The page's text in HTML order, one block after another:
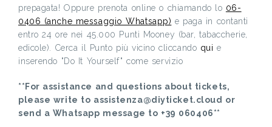
prepagata! Oppure prenota online o chiamando lo 06-
0406 (anche messaggio Whatsapp) e paga in contanti
entro 24 ore nei 45.000 Punti Mooney (bar, tabaccherie,
edicole). Cerca il Punto più vicino cliccando qui e
inserendo "Do It Yourself" come servizio
**For assistance and questions about tickets,
please write to assistenza@diyticket.cloud or
send a Whatsapp message to +39 060406**